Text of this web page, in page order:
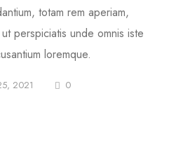
totam rem aperiam,
perspiciatis unde omnis iste
loremque.
2021 0